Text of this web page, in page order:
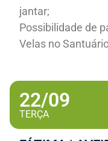
jantar;
Possibilidade de
Velas no
22/09
TERÇA